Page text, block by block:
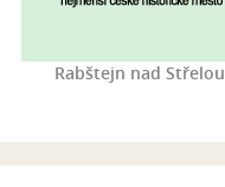
Rabštejn nad Střelou